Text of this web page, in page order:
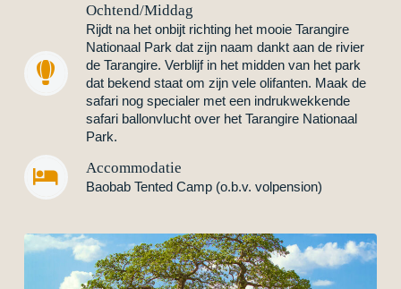


Ochtend/Middag
Rijdt na het onbijt richting het mooie Tarangire
Nationaal Park dat zijn naam dankt aan de rivier
de Tarangire. Verblijf in het midden van het park
dat bekend staat om zijn vele olifanten. Maak de
safari nog specialer met een indrukwekkende
safari ballonvlucht over het Tarangire Nationaal
Park.

 Accommodatie
Baobab Tented Camp (o.b.v. volpension)